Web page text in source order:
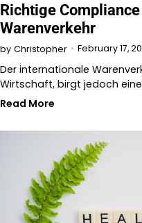
Richtige
Warenverkehr
by Christopher February 17,
Der internationale
Wirtschaft, birgt jedoch
Read More